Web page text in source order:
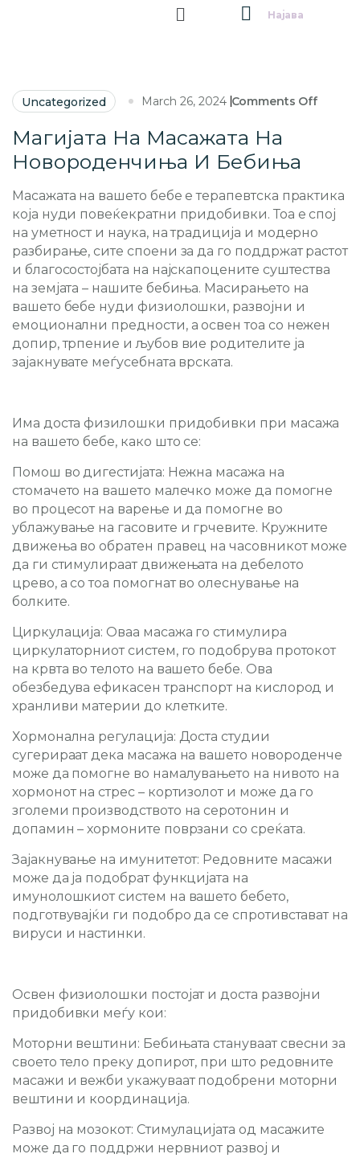
Најава
Uncategorized March 26, 2024 Comments Off
Магијата На Масажата На
Новороденчиња И Бебиња
Масажата на вашето бебе е терапевтска практика
која нуди повеќекратни придобивки. Тоа е спој
на уметност и наука, на традиција и модерно
разбирање, сите споени за да го поддржат растот
и благосостојбата на најскапоцените суштества
на земјата – нашите бебиња. Масирањето на
вашето бебе нуди физиолошки, развојни и
емоционални предности, а освен тоа со нежен
допир, трпение и љубов вие родителите ја
зајакнувате меѓусебната врската.
Има доста физилошки придобивки при масажа
на вашето бебе, како што се:
Помош во дигестијата: Нежна масажа на
стомачето на вашето малечко може да помогне
во процесот на варење и да помогне во
ублажување на гасовите и грчевите. Кружните
движења во обратен правец на часовникот може
да ги стимулираат движењата на дебелото
црево, а со тоа помогнат во олеснување на
болките.
Циркулација: Оваа масажа го стимулира
циркулаторниот систем, го подобрува протокот
на крвта во телото на вашето бебе. Ова
обезбедува ефикасен транспорт на кислород и
хранливи материи до клетките.
Хормонална регулација: Доста студии
сугерираат дека масажа на вашето новороденче
може да помогне во намалувањето на нивото на
хормонот на стрес – кортизолот и може да го
зголеми производството на серотонин и
допамин – хормоните поврзани со среќата.
Зајакнување на имунитетот: Редовните масажи
може да ја подобрат функцијата на
имунолошкиот систем на вашето бебето,
подготвувајќи ги подобро да се спротивстават на
вируси и настинки.
Освен физиолошки постојат и доста развојни
придобивки меѓу кои:
Моторни вештини: Бебињата стануваат свесни за
своето тело преку допирот, при што редовните
масажи и вежби укажуваат подобрени моторни
вештини и координација.
Развој на мозокот: Стимулацијата од масажите
може да го поддржи нервниот развој и